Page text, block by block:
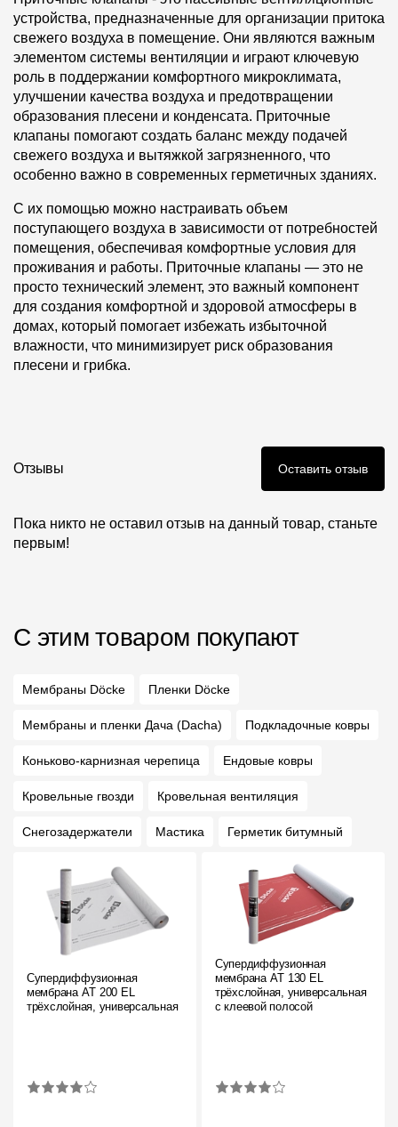
устройства, предназначенные для организации притока
свежего воздуха в помещение. Они являются важным
элементом системы вентиляции и играют ключевую
роль в поддержании комфортного микроклимата,
улучшении качества воздуха и предотвращении
образования плесени и конденсата. Приточные
клапаны помогают создать баланс между подачей
свежего воздуха и вытяжкой загрязненного, что
особенно важно в современных герметичных зданиях.
С их помощью можно настраивать объем
поступающего воздуха в зависимости от потребностей
помещения, обеспечивая комфортные условия для
проживания и работы. Приточные клапаны — это не
просто технический элемент, это важный компонент
для создания комфортной и здоровой атмосферы в
домах, который помогает избежать избыточной
влажности, что минимизирует риск образования
плесени и грибка.
Отзывы Оставить отзыв
Пока никто не оставил отзыв на данный товар, станьте
первым!
С этим товаром покупают
Мембраны Döcke Пленки Döcke
Мембраны и пленки Дача (Dacha) Подкладочные ковры
Коньково-карнизная черепица Ендовые ковры
Кровельные гвозди Кровельная вентиляция
Снегозадержатели Мастика Герметик битумный
Супердиффузионная
мембрана АT 200 EL
трёхслойная, универсальная
Супердиффузионная
мембрана АT 130 EL
трёхслойная, универсальная
с клеевой полосой